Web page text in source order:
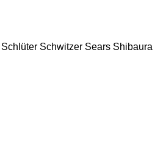
Schlüter Schwitzer Sears Shibaura